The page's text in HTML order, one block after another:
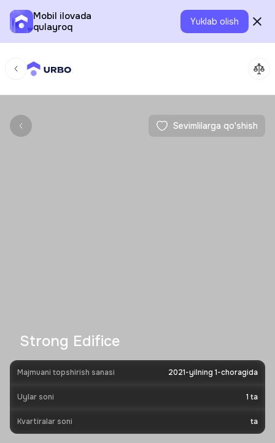
Mobil ilovada
qulayroq
Yuklab olish
Sevimlilarga qo'shish
Strong Edifice
Majmuani topshirish sanasi 2021-yilning 1-choragida
Uylar soni 1 ta
Kvartiralar soni ta